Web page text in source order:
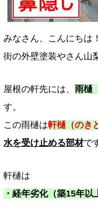
みなさん、こんにちは！
街の外壁塗装やさん山
屋根の軒先には、 雨樋
す。
この雨樋は軒樋（のき
水を受け止める部材で
軒樋は
・経年劣化（築15年以